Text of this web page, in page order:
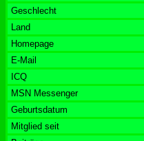
Geschlecht
Land
Homepage
E-Mail
ICQ
MSN Messenger
Geburtsdatum
Mitglied seit